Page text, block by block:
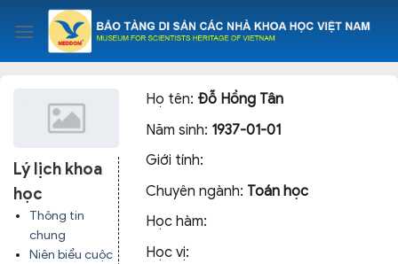
content
Lý lịch khoa
học
Thông tin
chung
Niên biểu cuộc
Họ tên: Đỗ Hồng Tân
Năm sinh: 1937-01-01
Giới tính:
Chuyên ngành: Toán học
Học hàm:
Học vị: